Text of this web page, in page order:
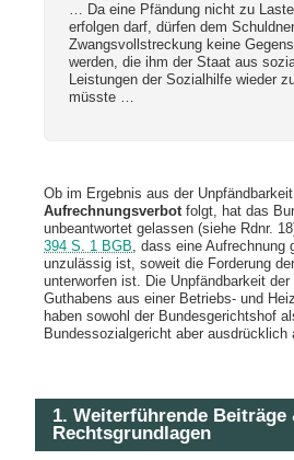
… Da eine Pfändung nicht zu
erfolgen darf, dürfen dem
Zwangsvollstreckung keine
werden, die ihm der Staat aus
Leistungen der Sozialhilfe wieder
müsste …
Ob im Ergebnis aus der
Aufrechnungsverbotfolgt, hat das
unbeantwortet gelassen (siehe Rdnr.
394 S. 1 BGB, dass eine Aufrechnung
unzulässig ist, soweit die Forderung
unterworfen ist. Die Unpfändbarkeit der
Guthabens aus einer Betriebs- und
haben sowohl der Bundesgerichtshof
Bundessozialgericht aber ausdrücklich
1. Weiterführende Beiträge
Rechtsgrundlagen